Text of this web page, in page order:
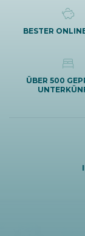
BESTER
ÜBER 500